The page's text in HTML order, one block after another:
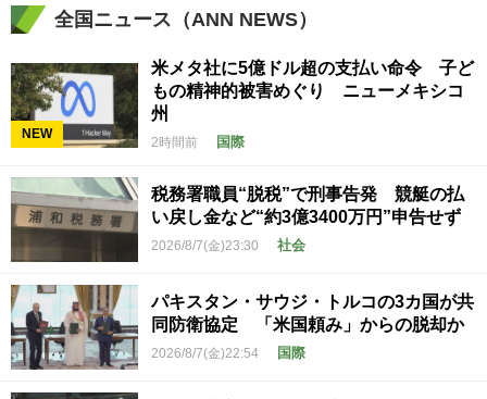
全国ニュース（ANN NEWS）
NEW
米メタ社に5億ドル超の支払い命令 子ど
もの精神的被害めぐり ニューメキシコ
州
2時間前 国際
税務署職員“脱税”で刑事告発 競艇の払
い戻し金など“約3億3400万円”申告せず
2026/8/7(金)23:30 社会
パキスタン・サウジ・トルコの3カ国が共
同防衛協定 「米国頼み」からの脱却か
2026/8/7(金)22:54 国際